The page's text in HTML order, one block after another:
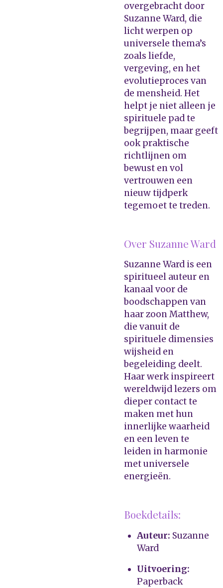
overgebracht door
Suzanne Ward, die
licht werpen op
universele thema’s
zoals liefde,
vergeving, en het
evolutieproces van
de mensheid. Het
helpt je niet alleen je
spirituele pad te
begrijpen, maar geeft
ook praktische
richtlijnen om
bewust en vol
vertrouwen een
nieuw tijdperk
tegemoet te treden.
Over Suzanne Ward
Suzanne Ward is een
spiritueel auteur en
kanaal voor de
boodschappen van
haar zoon Matthew,
die vanuit de
spirituele dimensies
wijsheid en
begeleiding deelt.
Haar werk inspireert
wereldwijd lezers om
dieper contact te
maken met hun
innerlijke waarheid
en een leven te
leiden in harmonie
met universele
energieën.
Boekdetails:
Auteur: Suzanne
Ward
Uitvoering:
Paperback